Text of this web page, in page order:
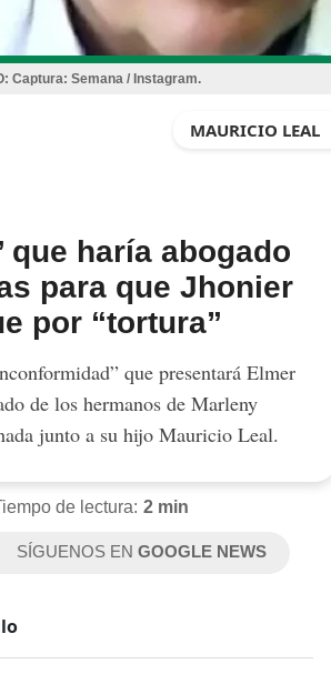
Captura: Semana / Instagram.
MAURICIO LEAL
que haría abogado
para que Jhonier
por “tortura”
que presentará Elmer
de los hermanos de Marleny
junto a su hijo Mauricio Leal.
de lectura: 2 min
SÍGUENOS ENGOOGLE NEWS